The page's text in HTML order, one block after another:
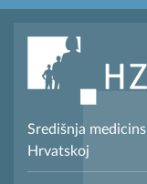
Središnja
Hrvatskoj